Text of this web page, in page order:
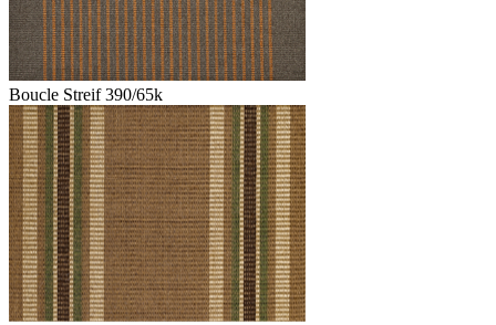
Boucle Streif 390/65k